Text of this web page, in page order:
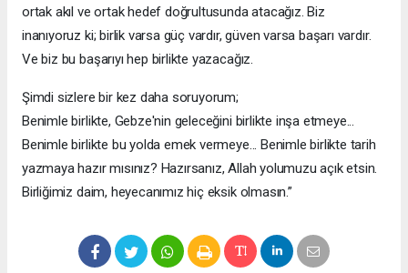
ortak akıl ve ortak hedef doğrultusunda atacağız. Biz
inanıyoruz ki; birlik varsa güç vardır, güven varsa başarı vardır.
Ve biz bu başarıyı hep birlikte yazacağız.
Şimdi sizlere bir kez daha soruyorum;
Benimle birlikte, Gebze'nin geleceğini birlikte inşa etmeye...
Benimle birlikte bu yolda emek vermeye... Benimle birlikte tarih
yazmaya hazır mısınız? Hazırsanız, Allah yolumuzu açık etsin.
Birliğimiz daim, heyecanımız hiç eksik olmasın.”